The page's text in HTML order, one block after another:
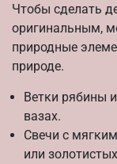
Чтобы сделать
оригинальным,
природные
природе.
Ветки рябины
вазах.
Свечи с
или